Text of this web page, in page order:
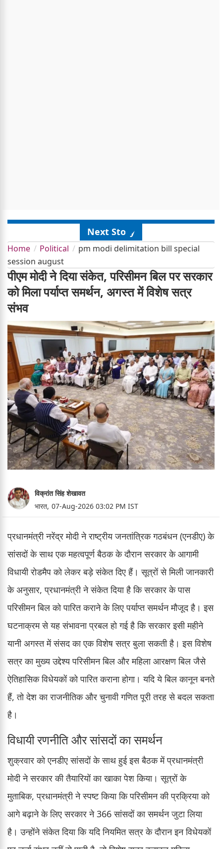
Next Story
Home Political
pm modi delimitation bill special
session august
पीएम मोदी ने दिया संकेत, परिसीमन बिल पर सरकार
को मिला पर्याप्त समर्थन, अगस्त में विशेष सत्र
संभव
विक्रांत सिंह शेखावत
भारत, 07-Aug-2026 03:02 PM IST
प्रधानमंत्री नरेंद्र मोदी ने राष्ट्रीय जनतांत्रिक गठबंधन (एनडीए) के
सांसदों के साथ एक महत्वपूर्ण बैठक के दौरान सरकार के आगामी
विधायी रोडमैप को लेकर बड़े संकेत दिए हैं। सूत्रों से मिली जानकारी
के अनुसार, प्रधानमंत्री ने संकेत दिया है कि सरकार के पास
परिसीमन बिल को पारित कराने के लिए पर्याप्त समर्थन मौजूद है। इस
घटनाक्रम से यह संभावना प्रबल हो गई है कि सरकार इसी महीने
यानी अगस्त में संसद का एक विशेष सत्र बुला सकती है। इस विशेष
सत्र का मुख्य उद्देश्य परिसीमन बिल और महिला आरक्षण बिल जैसे
ऐतिहासिक विधेयकों को पारित कराना होगा। यदि ये बिल कानून बनते
हैं, तो देश का राजनीतिक और चुनावी गणित पूरी तरह से बदल सकता
है।
विधायी रणनीति और सांसदों का समर्थन
शुक्रवार को एनडीए सांसदों के साथ हुई इस बैठक में प्रधानमंत्री
मोदी ने सरकार की तैयारियों का खाका पेश किया। सूत्रों के
मुताबिक, प्रधानमंत्री ने स्पष्ट किया कि परिसीमन की प्रक्रिया को
आगे बढ़ाने के लिए सरकार ने 366 सांसदों का समर्थन जुटा लिया
है। उन्होंने संकेत दिया कि यदि नियमित सत्र के दौरान इन विधेयकों